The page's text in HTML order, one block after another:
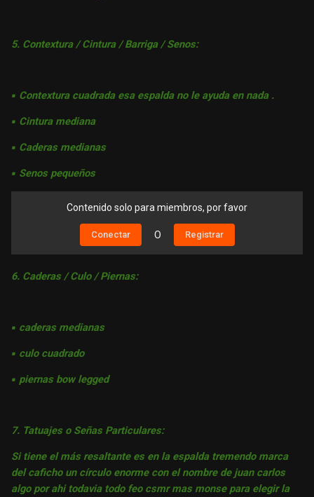
5. Contextura / Cintura / Barriga / Senos:
▪︎ Contextura cuadrada esa espalda no le ayuda en nada .
▪︎ Cintura mediana
▪︎ Caderas medianas
▪︎ Senos pequeños
Contenido solo para miembros, por favor
Conectar O Registrar
6. Caderas / Culo / Piernas:
▪︎ caderas medianas
▪︎ culo cuadrado
▪︎ piernas bow legged
7. Tatuajes o Señas Particulares:
Si tiene el más resaltante es en la espalda tremendo marca
del caficho un círculo enorme con el nombre de juan carlos
algo por ahi todavia todo feo csmr mas monse para elegir la